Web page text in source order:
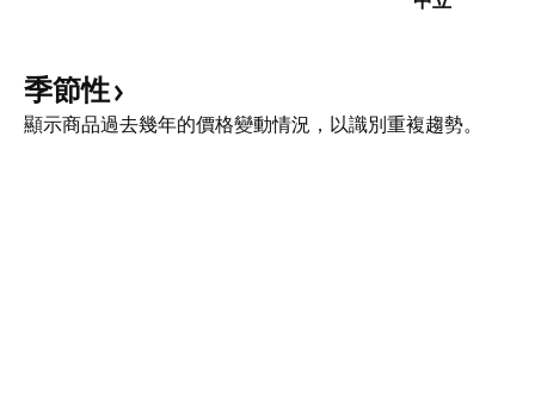
季節性
顯示商品過去幾年的價格變動情況，以識別重複趨勢。